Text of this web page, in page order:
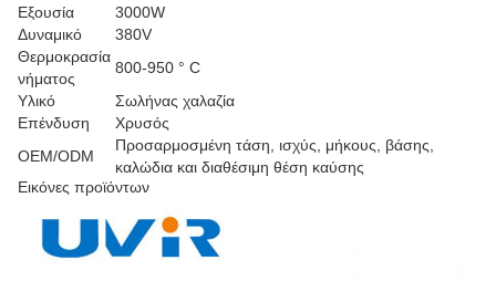
Εξουσία
3000W
Δυναμικό
380V
Θερμοκρασία
νήματος
800-950 ° C
Υλικό
Σωλήνας χαλαζία
Επένδυση
Χρυσός
OEM/ODM
Προσαρμοσμένη τάση, ισχύς, μήκους, βάσης,
καλώδια και διαθέσιμη θέση καύσης
Εικόνες προϊόντων